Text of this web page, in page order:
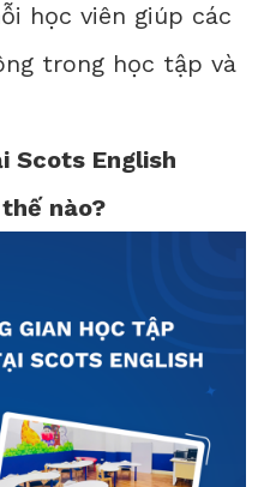
học viên giúp các
trong học tập và
Scots English
nào?